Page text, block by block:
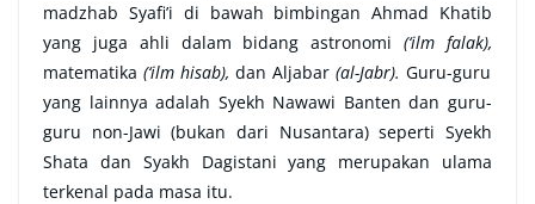
madzhab Syafi’i di bawah bimbingan Ahmad Khatib
yang juga ahli dalam bidang astronomi(‘ilm falak),
matematika (‘ilm hisab), dan Aljabar (al-Jabr). Guru-guru
yang lainnya adalah Syekh Nawawi Banten dan guru-
guru non-Jawi (bukan dari Nusantara) seperti Syekh
Shata dan Syakh Dagistani yang merupakan ulama
terkenal pada masa itu.